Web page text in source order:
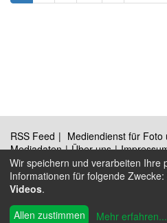
RSS Feed
Mediendienst für
Mediadaten
Über uns
Kontakt
© 2009 - 2026 Austrian Wings
Wir speichern und verarbeiten Ihre
Informationen für folgende Zwecke:
Videos.
Allen zustimmen
Mehr erfahren...